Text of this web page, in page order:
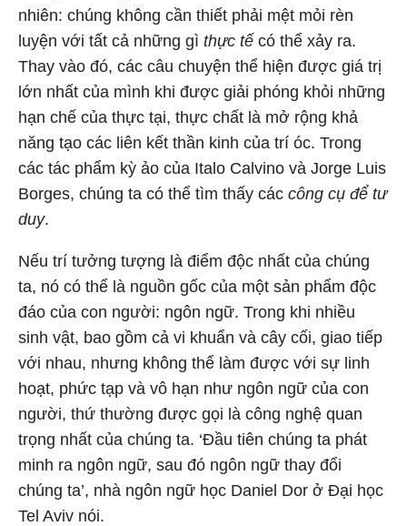
nhiên: chúng không cần thiết phải mệt mỏi rèn
luyện với tất cả những gì thực tế có thể xảy ra.
Thay vào đó, các câu chuyện thể hiện được giá trị
lớn nhất của mình khi được giải phóng khỏi những
hạn chế của thực tại, thực chất là mở rộng khả
năng tạo các liên kết thần kinh của trí óc. Trong
các tác phẩm kỳ ảo của Italo Calvino và Jorge Luis
Borges, chúng ta có thể tìm thấy các công cụ để tư
duy.
Nếu trí tưởng tượng là điểm độc nhất của chúng
ta, nó có thể là nguồn gốc của một sản phẩm độc
đáo của con người: ngôn ngữ. Trong khi nhiều
sinh vật, bao gồm cả vi khuẩn và cây cối, giao tiếp
với nhau, nhưng không thể làm được với sự linh
hoạt, phức tạp và vô hạn như ngôn ngữ của con
người, thứ thường được gọi là công nghệ quan
trọng nhất của chúng ta. ‘Đầu tiên chúng ta phát
minh ra ngôn ngữ, sau đó ngôn ngữ thay đổi
chúng ta’, nhà ngôn ngữ học Daniel Dor ở Đại học
Tel Aviv nói.